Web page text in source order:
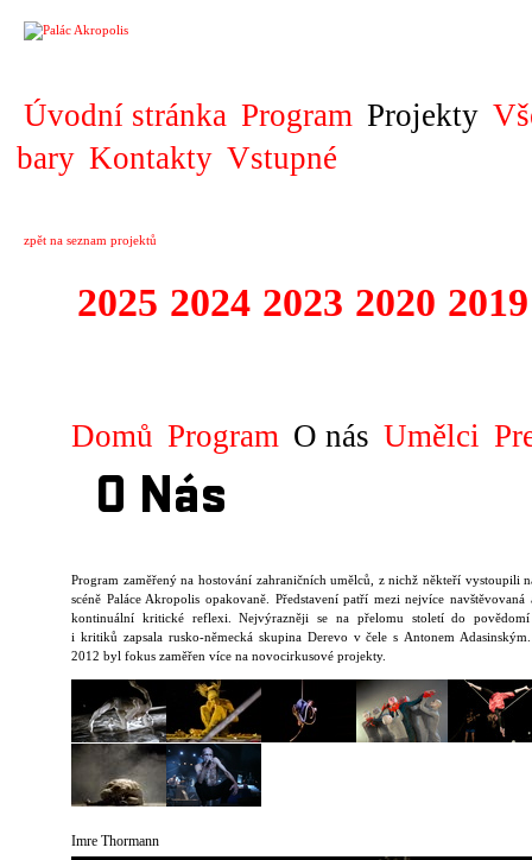
Úvodní stránka Program Projekty
bary Kontakty Vstupné
zpět na seznam projektů
2025 2024 2023 2020 2019
Domů Program O nás Umělci
O Nás
Program zaměřený na hostování zahraničních umělců, z nichž někteří vystoupili
scéně Paláce Akropolis opakovaně. Představení patří mezi nejvíce navštěvovaná
kontinuální kritické reflexi. Nejvýrazněji se na přelomu století do
i kritiků zapsala rusko-německá skupina Derevo v čele s Antonem
2012 byl fokus zaměřen více na novocirkusové projekty.
Imre Thormann